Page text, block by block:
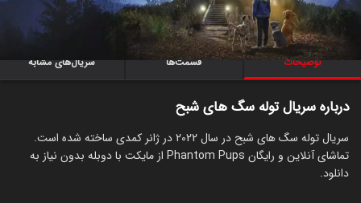
سریال
کمدی خانوادگی ترسناک
توضیحات قسمت‌ها سریال‌های مشابه
درباره سریال توله سگ های شبح
سریال توله سگ های شبح در سال 2022 در ژانر کمدی ساخته شده است.
تماشای آنلاین و رایگان Phantom Pups از مایکت با دوبله بدون نیاز به
دانلود.